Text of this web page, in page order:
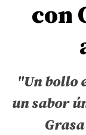
con
"Un bollo
un sabor